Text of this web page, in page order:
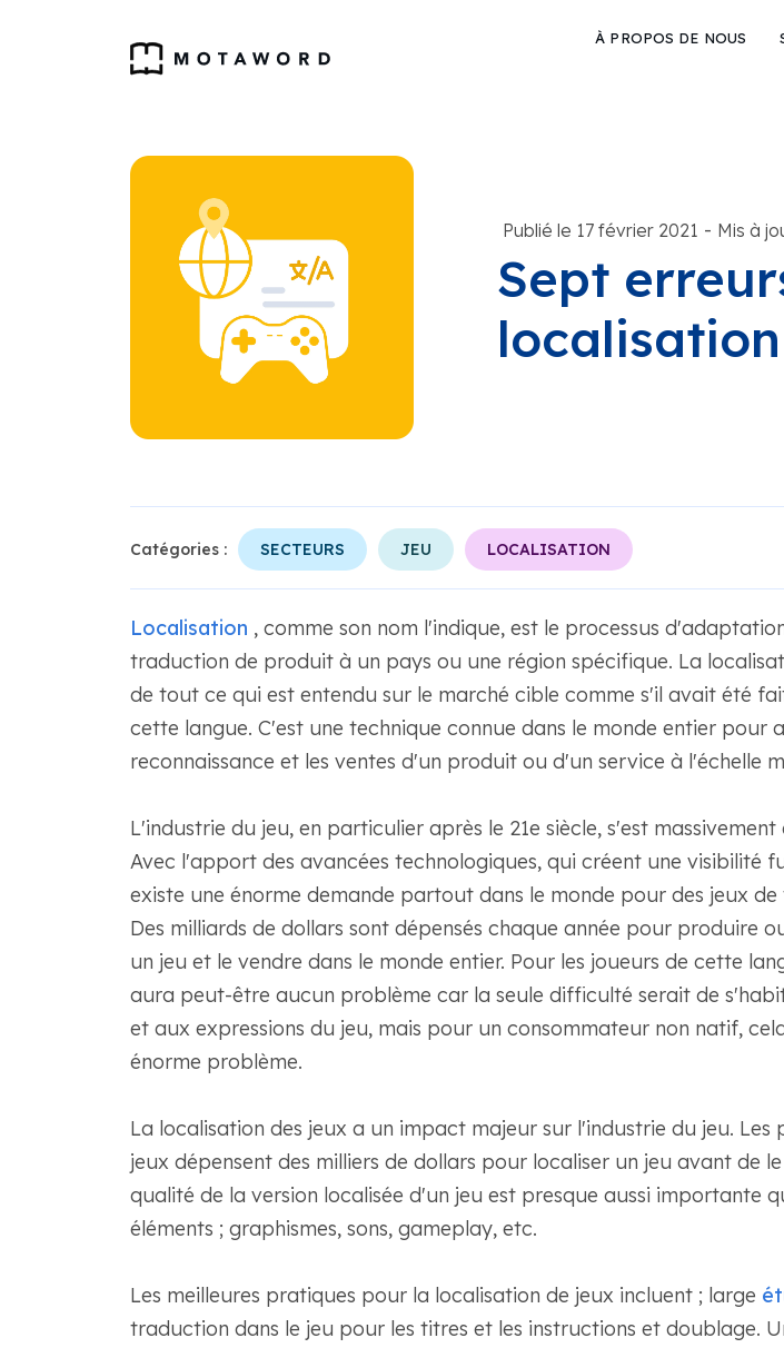
À PROPOS DE NOUS
Publié le 17 février 2021 - Mis à
Sept
Catégories : SECTEURS JEU LOCALISATION
Localisation , comme son nom l'indique, est le processus
traduction de produit à un pays ou une région spécifique. La
de tout ce qui est entendu sur le marché cible comme s'il avait été
cette langue. C'est une technique connue dans le monde entier pour
reconnaissance et les ventes d'un produit ou d'un service à l'échelle
L'industrie du jeu, en particulier après le 21e siècle, s'est
Avec l'apport des avancées technologiques, qui créent une visibilité
existe une énorme demande partout dans le monde pour des jeux de
Des milliards de dollars sont dépensés chaque année pour produire
un jeu et le vendre dans le monde entier. Pour les joueurs de cette
aura peut-être aucun problème car la seule difficulté serait de
et aux expressions du jeu, mais pour un consommateur non natif,
énorme problème.
La localisation des jeux a un impact majeur sur l'industrie du jeu. Les
jeux dépensent des milliers de dollars pour localiser un jeu avant de
qualité de la version localisée d'un jeu est presque aussi importante
éléments ; graphismes, sons, gameplay, etc.
Les meilleures pratiques pour la localisation de jeux incluent ; large
traduction dans le jeu pour les titres et les instructions et doublage.